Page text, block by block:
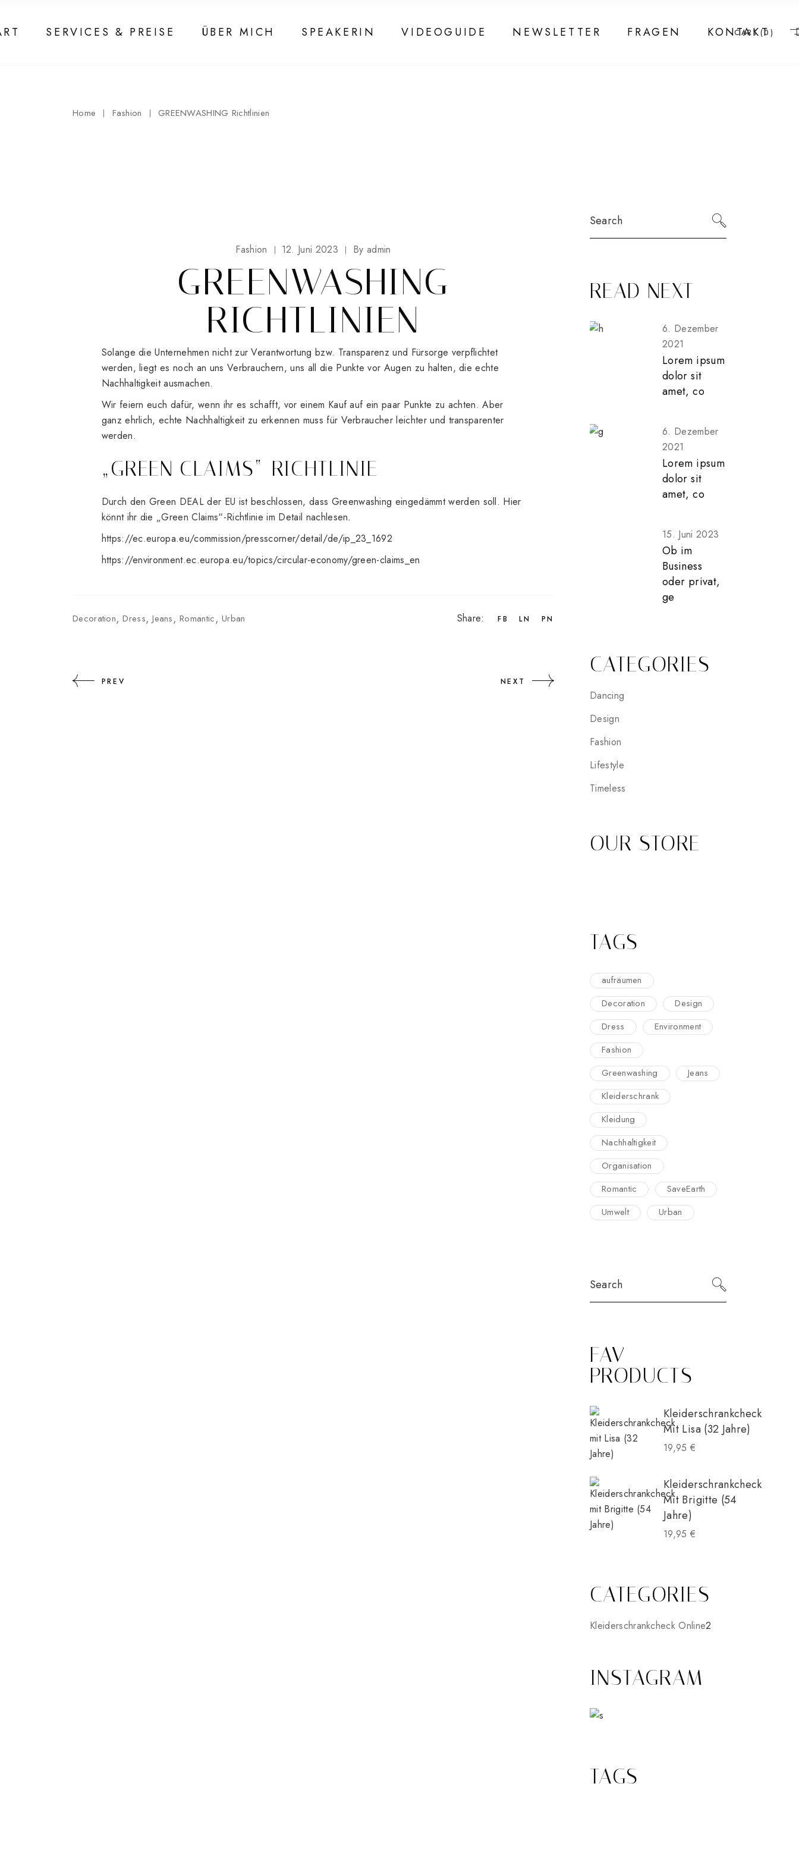
content SERVICES & PREISE ÜBER MICH SPEAKERIN VIDEOGUIDE NEWSLETTER FRAGEN KONTAKT
CART(0)
Home Fashion GREENWASHING Richtlinien
Fashion 12. Juni 2023 By admin
GREENWASHING
RICHTLINIEN
Solange die Unternehmen nicht zur Verantwortung bzw. Transparenz und Fürsorge verpflichtet
werden, liegt es noch an uns Verbrauchern, uns all die Punkte vor Augen zu halten, die echte
Nachhaltigkeit ausmachen.
Wir feiern euch dafür, wenn ihr es schafft, vor einem Kauf auf ein paar Punkte zu achten. Aber
ganz ehrlich, echte Nachhaltigkeit zu erkennen muss für Verbraucher leichter und transparenter
werden.
„GREEN CLAIMS“-RICHTLINIE
Durch den Green DEAL der EU ist beschlossen, dass Greenwashing eingedämmt werden soll. Hier
könnt ihr die „Green Claims“-Richtlinie im Detail nachlesen.
https://ec.europa.eu/commission/presscorner/detail/de/ip_23_1692
https://environment.ec.europa.eu/topics/circular-economy/green-claims_en
Decoration Dress Jeans Romantic Urban Share: FB LN PN
PREV NEXT
READ NEXT
6. Dezember
2021
Lorem ipsum
dolor sit
amet, co
6. Dezember
2021
Lorem ipsum
dolor sit
amet, co
15. Juni 2023
Ob im
Business
oder privat,
ge
CATEGORIES
Dancing
Design
Fashion
Lifestyle
Timeless
OUR STORE
TAGS
aufräumen
Decoration
Design
Dress
Environment
Fashion
Greenwashing
Jeans
Kleiderschrank
Kleidung
Nachhaltigkeit
Organisation
Romantic
SaveEarth
Umwelt
Urban
FAV
PRODUCTS
Kleiderschrankcheck
Mit Lisa (32 Jahre)
19,95 €
Kleiderschrankcheck
Mit Brigitte (54
Jahre)
19,95 €
CATEGORIES
Kleiderschrankcheck Online2
INSTAGRAM
TAGS